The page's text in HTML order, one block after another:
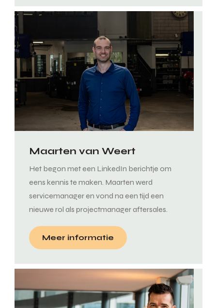
Maarten van Weert
Het begon met een LinkedIn berichtje om
eens kennis te maken. Maarten werd
servicemanager en vond na een tijd een
nieuwe rol als projectmanager aftersales.
Meer informatie